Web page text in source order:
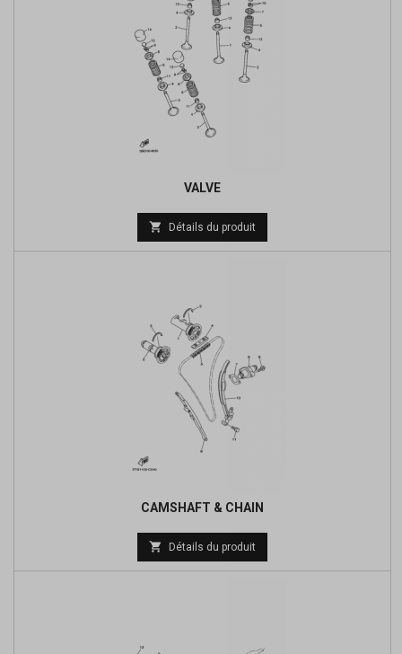
VALVE
Prix
de
 Détails du produit
CAMSHAFT & CHAIN
Prix
de
 Détails du produit